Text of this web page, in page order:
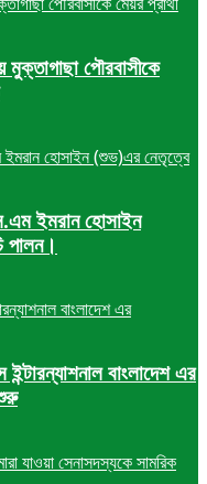
পৌরবাসীকে
ইমরান হোসাইন
পালন।
ইন্টারন্যাশনাল বাংলাদেশ এর